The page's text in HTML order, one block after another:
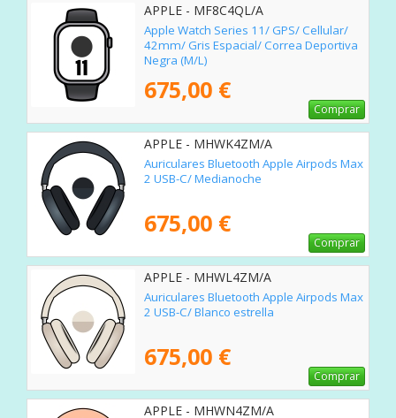
APPLE - MF8C4QL/A
Apple Watch Series 11/ GPS/ Cellular/
42mm/ Gris Espacial/ Correa Deportiva
Negra (M/L)
675,00 €
Comprar
APPLE - MHWK4ZM/A
Auriculares Bluetooth Apple Airpods Max
2 USB-C/ Medianoche
675,00 €
Comprar
APPLE - MHWL4ZM/A
Auriculares Bluetooth Apple Airpods Max
2 USB-C/ Blanco estrella
675,00 €
Comprar
APPLE - MHWN4ZM/A